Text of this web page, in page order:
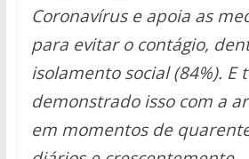
Coronavírus e apoia as
para evitar o contágio,
isolamento social (84%). E
demonstrado isso com a
em momentos de